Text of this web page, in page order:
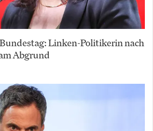
Linken-Politikerin nach
Abgrund